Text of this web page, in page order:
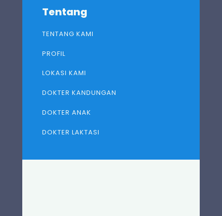
Tentang
TENTANG KAMI
PROFIL
LOKASI KAMI
DOKTER KANDUNGAN
DOKTER ANAK
DOKTER LAKTASI